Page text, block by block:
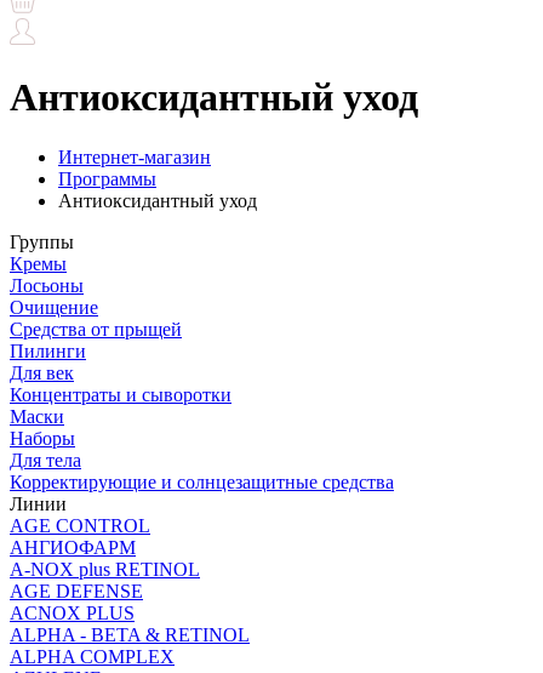
Антиоксидантный уход
Интернет-магазин
Программы
Антиоксидантный уход
Группы
Кремы
Лосьоны
Очищение
Средства от прыщей
Пилинги
Для век
Концентраты и сыворотки
Маски
Наборы
Для тела
Корректирующие и солнцезащитные средства
Линии
AGE CONTROL
АНГИОФАРМ
A-NOX plus RETINOL
AGE DEFENSE
ACNOX PLUS
ALPHA - BETA & RETINOL
ALPHA COMPLEX